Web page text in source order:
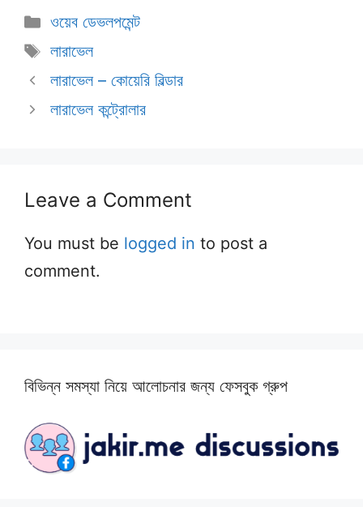
Categories
ওয়েব ডেভলপমেন্ট
Tags
লারাভেল
লারাভেল – কোয়েরি বিল্ডার
লারাভেল কন্ট্রোলার
Leave a Comment
You must be logged in to post a
comment.
বিভিন্ন সমস্যা নিয়ে আলোচনার জন্য ফেসবুক গ্রুপ